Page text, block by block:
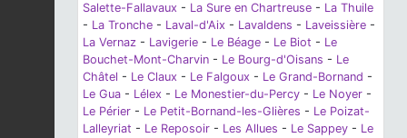
Salette-Fallavaux - La Sure en Chartreuse - La Thuile
- La Tronche - Laval-d'Aix - Lavaldens - Laveissière -
La Vernaz - Lavigerie - Le Béage - Le Biot - Le
Bouchet-Mont-Charvin - Le Bourg-d'Oisans - Le
Châtel - Le Claux - Le Falgoux - Le Grand-Bornand -
Le Gua - Lélex - Le Monestier-du-Percy - Le Noyer -
Le Périer - Le Petit-Bornand-les-Glières - Le Poizat-
Lalleyriat - Le Reposoir - Les Allues - Le Sappey - Le